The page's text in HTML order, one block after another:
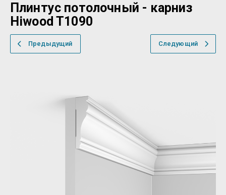
Плинтус потолочный - карниз
Hiwood T1090
Предыдущий Следующий